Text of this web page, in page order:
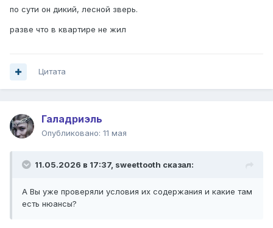
по сути он дикий, лесной зверь.
разве что в квартире не жил
Цитата
Галадриэль
Опубликовано: 11 мая
11.05.2026 в 17:37, sweettooth сказал:
А Вы уже проверяли условия их содержания и какие там
есть нюансы?